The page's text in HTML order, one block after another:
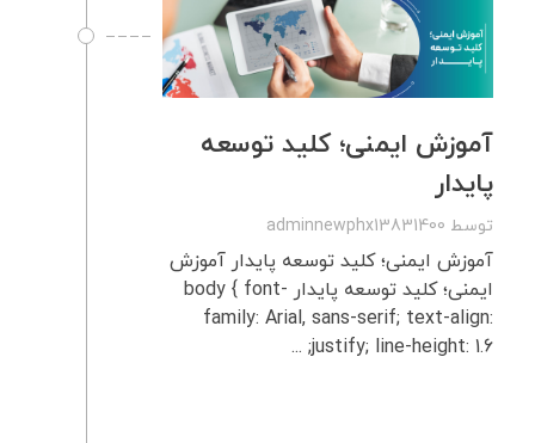
آموزش ایمنی؛ کلید توسعه
پایدار
توسط adminnewphx13831400
آموزش ایمنی؛ کلید توسعه پایدار آموزش
ایمنی؛ کلید توسعه پایدار body { font-
family: Arial, sans-serif; text-align:
justify; line-height: 1.6; ...